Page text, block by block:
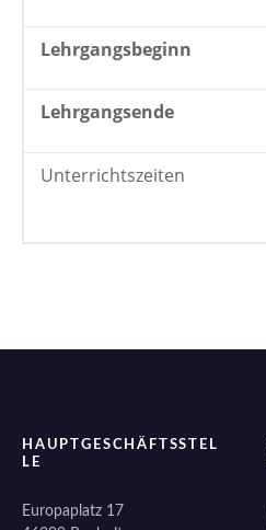
Lehrgangsbeginn
Lehrgangsende
Unterrichtszeiten
HAUPTGESCHÄFTSSTEL
LE
Europaplatz 17